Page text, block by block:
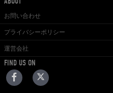
お問い合わせ
プライバシーポリシー
運営会社
FIND US ON